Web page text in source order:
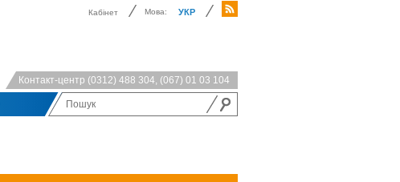
Кабінет Мова: УКР
Контакт-центр (0312) 488 304, (067) 01 03 104